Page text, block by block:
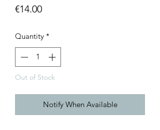
€14.00Price
Quantity *
Out of Stock
Notify When Available